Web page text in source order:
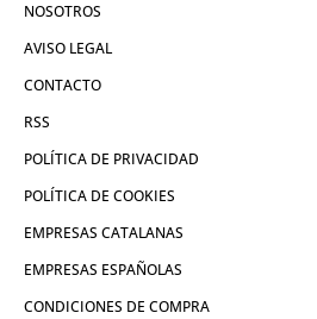
NOSOTROS
AVISO LEGAL
CONTACTO
RSS
POLÍTICA DE PRIVACIDAD
POLÍTICA DE COOKIES
EMPRESAS CATALANAS
EMPRESAS ESPAÑOLAS
CONDICIONES DE COMPRA